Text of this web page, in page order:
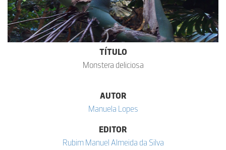
TÍTULO
Monstera deliciosa
AUTOR
Manuela Lopes
EDITOR
Rubim Manuel Almeida da Silva